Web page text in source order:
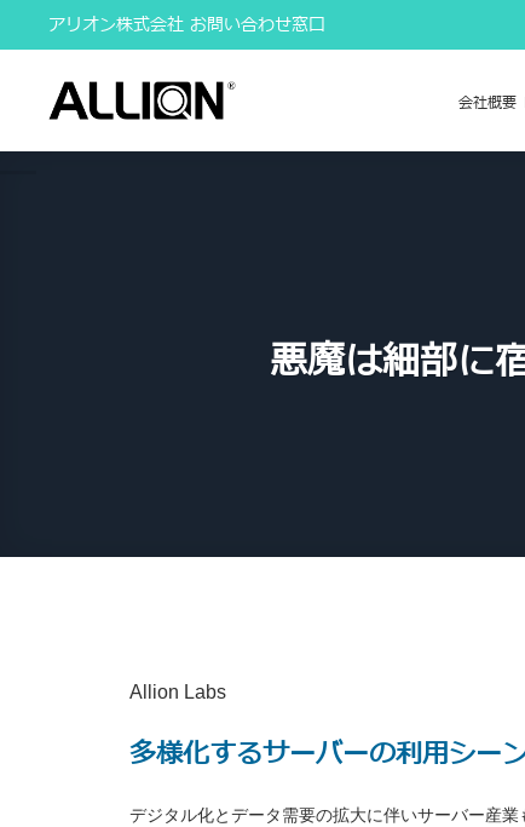
to
content
アリオン株式会社 お問い合わせ窓口
会社概要
悪魔は細部に
Allion Labs
多様化するサーバーの利用シー
デジタル化とデータ需要の拡大に伴いサーバー産